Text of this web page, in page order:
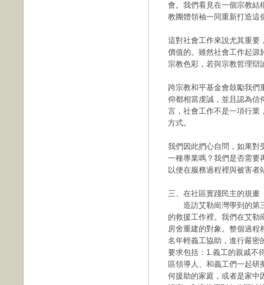
會。我們看見在一個宗教結
教團體領袖一同重新打造這
這對社會工作來說尤其重要
價值的。雖然社會工作起源
宗教色彩，若與宗教哲理辯
跨宗教和平基金會鼓勵我們
仰都相當虔誠，並且認為信
言，社會工作不是一項行業
方式。
我們因此捫心自問，如果對
一種專業嗎？我們是否需要
以便在服務過程裡與被害者
三、在社區實踐民主的規畫
造訪艾勒崗灣學到的第三
的救援工作裡。我們在艾勒
房舍重建的對象。整個過程
名年輕義工協助，進行嚴密
要求包括：1.義工的親戚不
區領導人、和義工們一起
何援助的家庭，或者是家中